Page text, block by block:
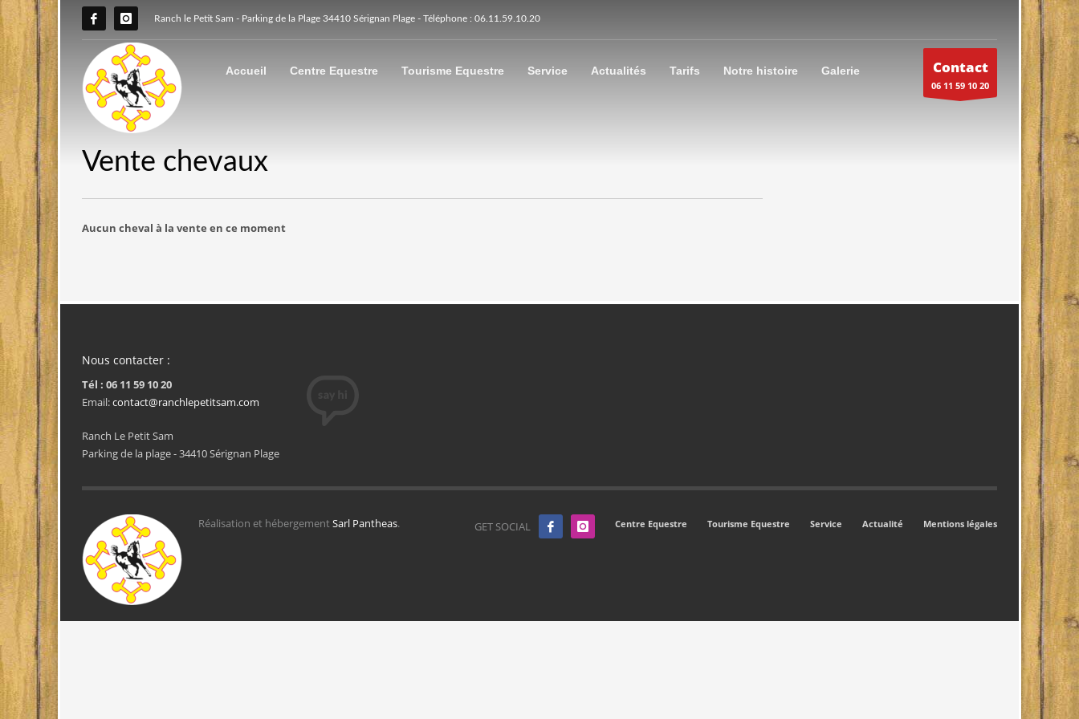
Ranch le Petit Sam - Parking de la Plage 34410 Sérignan Plage - Téléphone : 06.11.59.10.20
Accueil Centre Equestre Tourisme Equestre Service Actualités Tarifs Notre histoire Galerie Contact
06 11 59 10 20
Vente chevaux
Aucun cheval à la vente en ce moment
Nous contacter :
Tél : 06 11 59 10 20
Email:contact@ranchlepetitsam.com
Ranch Le Petit Sam
Parking de la plage - 34410 Sérignan Plage
Centre Equestre Tourisme Equestre Service Actualité Mentions légales
GET SOCIAL
Réalisation et hébergementSarl Pantheas.